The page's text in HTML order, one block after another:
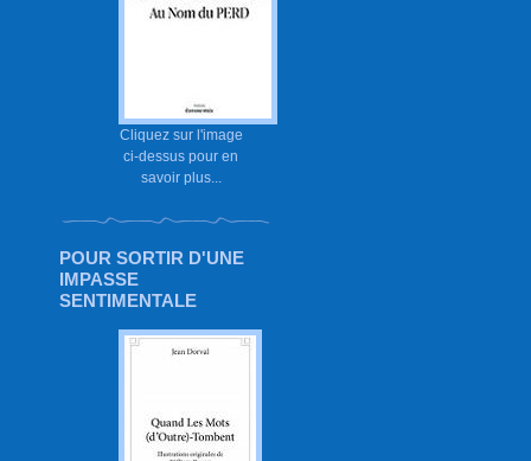
Cliquez sur l'image
ci-dessus pour en
savoir plus...
POUR SORTIR D'UNE
IMPASSE
SENTIMENTALE